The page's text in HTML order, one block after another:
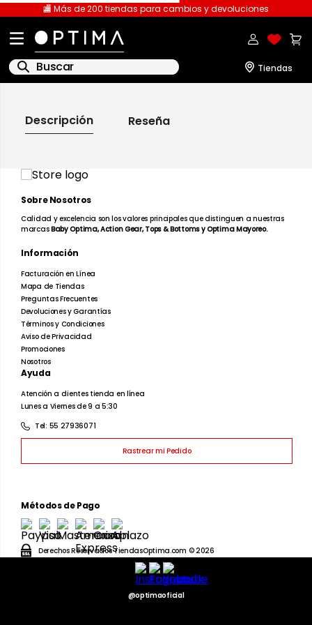
🏬 Más de 200 tiendas para cambios y devoluciones
Buscar
playeras caballero
.
spiderman
sudaderas
.
pantalones
polo
.
pantalones caballero
.
playera polo
10. playera manga larga
Descripción Reseña
Sobre Nosotros
Calidad y excelencia son los valores principales que distinguen a nuestras
marcasBaby Optima, Action Gear, Tops & Bottoms y Optima Mayoreo.
Información
Facturación en Línea
Mapa de Tiendas
Preguntas Frecuentes
Devoluciones y Garantías
Términos y Condiciones
Aviso de Privacidad
Promociones
Nosotros
Ayuda
Atención a clientes tienda en línea
Lunes a Viernes de 9 a 5:30
Tel: 55 27936071
Rastrear mi Pedido
Métodos de Pago
Derechos Reservados TiendasOptima.com © 2026
@optimaoficial